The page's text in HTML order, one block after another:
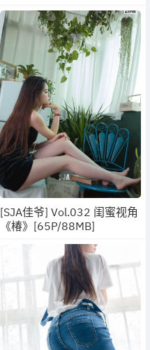
[SJA佳爷] Vol.032 闺蜜视角
《椿》[65P/88MB]